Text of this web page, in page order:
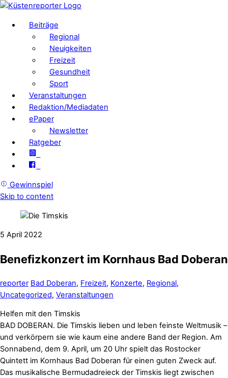
Beiträge
Regional
Neuigkeiten
Freizeit
Gesundheit
Sport
Veranstaltungen
Redaktion/Mediadaten
ePaper
Newsletter
Ratgeber
Gewinnspiel
Skip to content
5 April 2022
Benefizkonzert im Kornhaus Bad Doberan
reporter Bad Doberan, Freizeit, Konzerte, Regional,
Uncategorized, Veranstaltungen
Helfen mit den Timskis
BAD DOBERAN. Die Timskis lieben und leben feinste Weltmusik –
und verkörpern sie wie kaum eine andere Band der Region. Am
Sonnabend, dem 9. April, um 20 Uhr spielt das Rostocker
Quintett im Kornhaus Bad Doberan für einen guten Zweck auf.
Das musikalische Bermudadreieck der Timskis liegt zwischen